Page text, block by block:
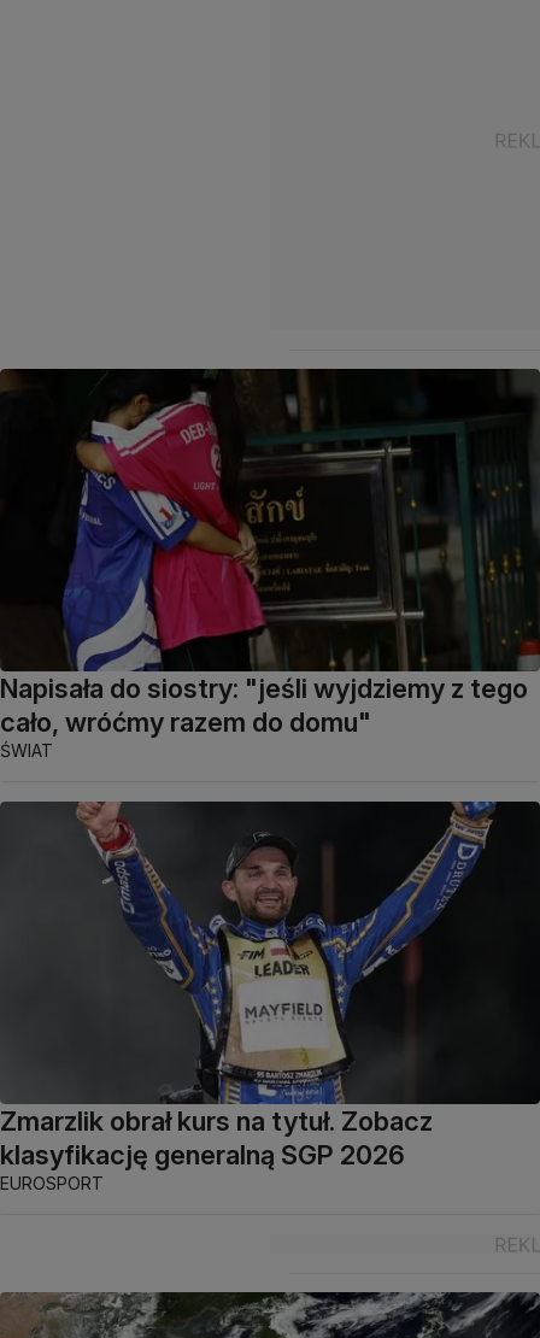
Napisała do siostry: "jeśli wyjdziemy z tego
cało, wróćmy razem do domu"
ŚWIAT
Zmarzlik obrał kurs na tytuł. Zobacz
klasyfikację generalną SGP 2026
EUROSPORT